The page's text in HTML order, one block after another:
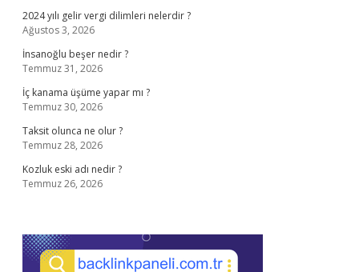
2024 yılı gelir vergi dilimleri nelerdir ?
Ağustos 3, 2026
İnsanoğlu beşer nedir ?
Temmuz 31, 2026
İç kanama üşüme yapar mı ?
Temmuz 30, 2026
Taksit olunca ne olur ?
Temmuz 28, 2026
Kozluk eski adı nedir ?
Temmuz 26, 2026